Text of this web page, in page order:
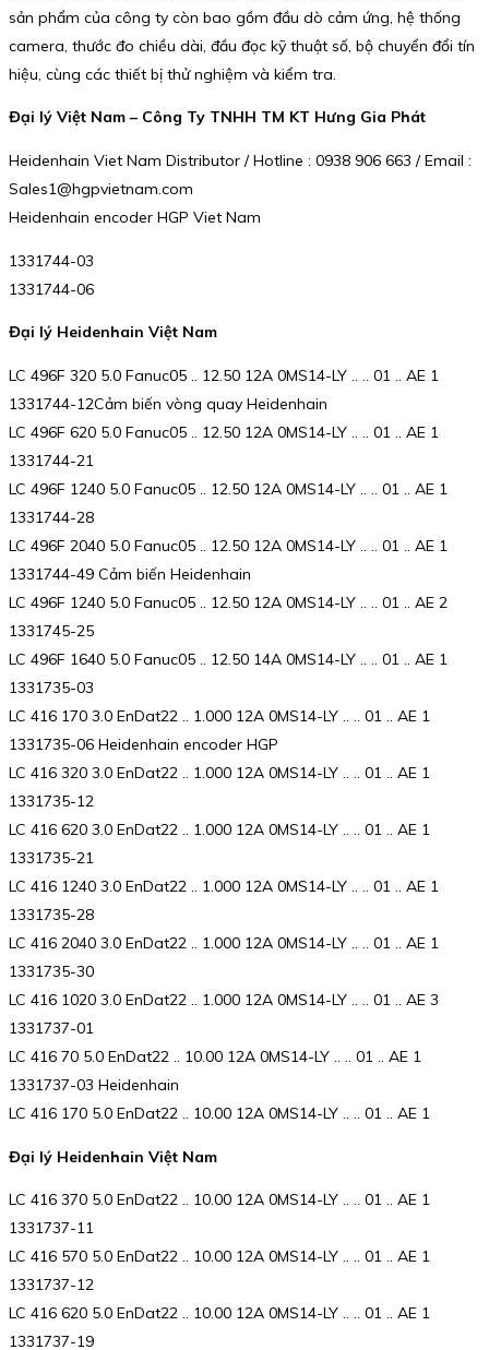
sản phẩm của công ty còn bao gồm đầu dò cảm ứng, hệ thống
camera, thước đo chiều dài, đầu đọc kỹ thuật số, bộ chuyển đổi tín
hiệu, cùng các thiết bị thử nghiệm và kiểm tra.
Đại lý Việt Nam – Công Ty TNHH TM KT Hưng Gia Phát
Heidenhain Viet Nam Distributor / Hotline : 0938 906 663 / Email :
Sales1@hgpvietnam.com
Heidenhain encoder HGP Viet Nam
1331744-03
1331744-06
Đại lý Heidenhain Việt Nam
LC 496F 320 5.0 Fanuc05 .. 12.50 12A 0MS14-LY .. .. 01 .. AE 1
1331744-12Cảm biến vòng quay Heidenhain
LC 496F 620 5.0 Fanuc05 .. 12.50 12A 0MS14-LY .. .. 01 .. AE 1
1331744-21
LC 496F 1240 5.0 Fanuc05 .. 12.50 12A 0MS14-LY .. .. 01 .. AE 1
1331744-28
LC 496F 2040 5.0 Fanuc05 .. 12.50 12A 0MS14-LY .. .. 01 .. AE 1
1331744-49 Cảm biến Heidenhain
LC 496F 1240 5.0 Fanuc05 .. 12.50 12A 0MS14-LY .. .. 01 .. AE 2
1331745-25
LC 496F 1640 5.0 Fanuc05 .. 12.50 14A 0MS14-LY .. .. 01 .. AE 1
1331735-03
LC 416 170 3.0 EnDat22 .. 1.000 12A 0MS14-LY .. .. 01 .. AE 1
1331735-06 Heidenhain encoder HGP
LC 416 320 3.0 EnDat22 .. 1.000 12A 0MS14-LY .. .. 01 .. AE 1
1331735-12
LC 416 620 3.0 EnDat22 .. 1.000 12A 0MS14-LY .. .. 01 .. AE 1
1331735-21
LC 416 1240 3.0 EnDat22 .. 1.000 12A 0MS14-LY .. .. 01 .. AE 1
1331735-28
LC 416 2040 3.0 EnDat22 .. 1.000 12A 0MS14-LY .. .. 01 .. AE 1
1331735-30
LC 416 1020 3.0 EnDat22 .. 1.000 12A 0MS14-LY .. .. 01 .. AE 3
1331737-01
LC 416 70 5.0 EnDat22 .. 10.00 12A 0MS14-LY .. .. 01 .. AE 1
1331737-03 Heidenhain
LC 416 170 5.0 EnDat22 .. 10.00 12A 0MS14-LY .. .. 01 .. AE 1
Đại lý Heidenhain Việt Nam
LC 416 370 5.0 EnDat22 .. 10.00 12A 0MS14-LY .. .. 01 .. AE 1
1331737-11
LC 416 570 5.0 EnDat22 .. 10.00 12A 0MS14-LY .. .. 01 .. AE 1
1331737-12
LC 416 620 5.0 EnDat22 .. 10.00 12A 0MS14-LY .. .. 01 .. AE 1
1331737-19